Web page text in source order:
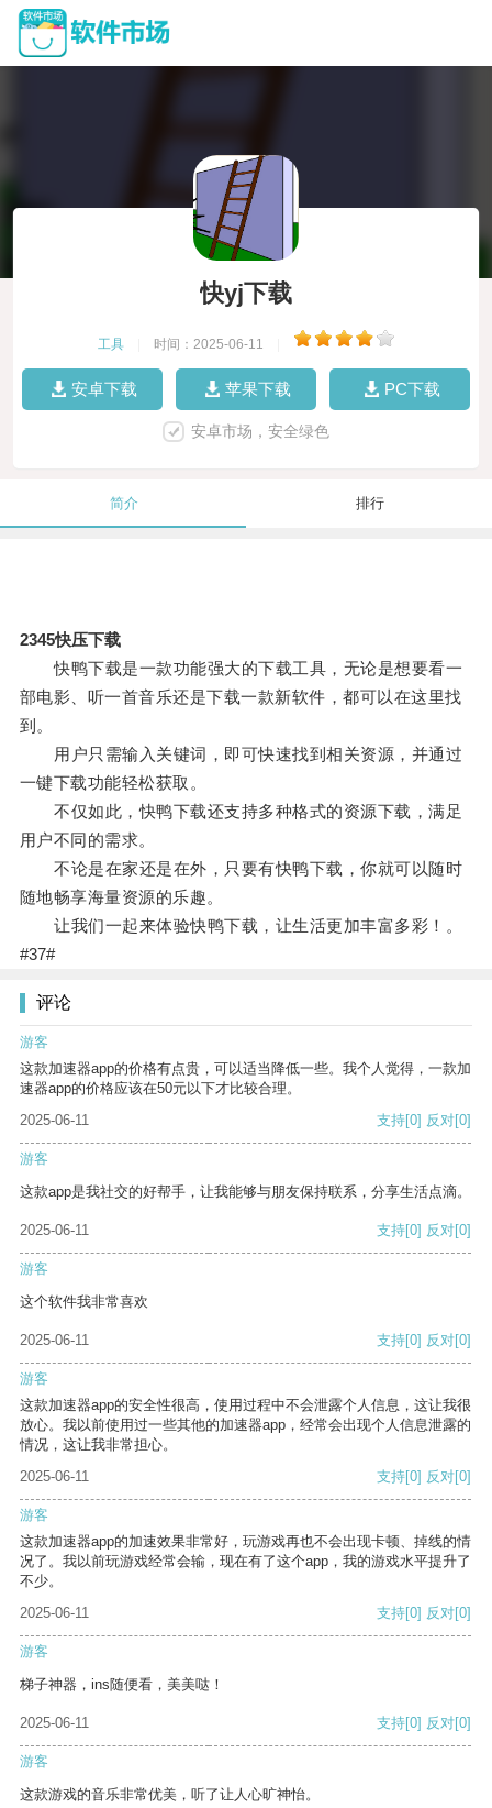
快yj下载
工具 时间：2025-06-11
安卓下载 苹果下载 PC下载
安卓市场，安全绿色
简介 排行
2345快压下载
快鸭下载是一款功能强大的下载工具，无论是想要看一
部电影、听一首音乐还是下载一款新软件，都可以在这里找
到。
用户只需输入关键词，即可快速找到相关资源，并通过
一键下载功能轻松获取。
不仅如此，快鸭下载还支持多种格式的资源下载，满足
用户不同的需求。
不论是在家还是在外，只要有快鸭下载，你就可以随时
随地畅享海量资源的乐趣。
让我们一起来体验快鸭下载，让生活更加丰富多彩！。
#37#
评论
游客
这款加速器app的价格有点贵，可以适当降低一些。我个人觉得，一款加
速器app的价格应该在50元以下才比较合理。
2025-06-11
支持[0] 反对[0]
游客
这款app是我社交的好帮手，让我能够与朋友保持联系，分享生活点滴。
2025-06-11 支持[0] 反对[0]
游客
这个软件我非常喜欢
2025-06-11 支持[0] 反对[0]
游客
这款加速器app的安全性很高，使用过程中不会泄露个人信息，这让我很
放心。我以前使用过一些其他的加速器app，经常会出现个人信息泄露的
情况，这让我非常担心。
2025-06-11
支持[0] 反对[0]
游客
这款加速器app的加速效果非常好，玩游戏再也不会出现卡顿、掉线的情
况了。我以前玩游戏经常会输，现在有了这个app，我的游戏水平提升了
不少。
2025-06-11
支持[0] 反对[0]
游客
梯子神器，ins随便看，美美哒！
2025-06-11 支持[0] 反对[0]
游客
这款游戏的音乐非常优美，听了让人心旷神怡。